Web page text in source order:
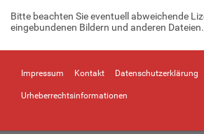
o
l
G
Bitte beachten Sie eventuell abweichende
eingebundenen Bildern und anderen Dateien.
Impressum Kontakt Datenschutzerklärung
Urheberrechtsinformationen